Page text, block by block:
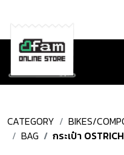
CATEGORY BIKES/
BAG
กระเป๋า